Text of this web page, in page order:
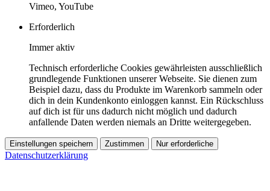
Vimeo, YouTube
Erforderlich
Immer aktiv
Technisch erforderliche Cookies gewährleisten ausschließlich
grundlegende Funktionen unserer Webseite. Sie dienen zum
Beispiel dazu, dass du Produkte im Warenkorb sammeln oder
dich in dein Kundenkonto einloggen kannst. Ein Rückschluss
auf dich ist für uns dadurch nicht möglich und dadurch
anfallende Daten werden niemals an Dritte weitergegeben.
Einstellungen speichern Zustimmen Nur erforderliche
Datenschutzerklärung